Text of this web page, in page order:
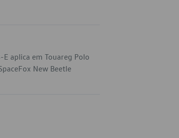
aplica em Touareg Polo
New Beetle